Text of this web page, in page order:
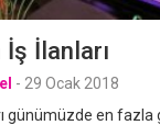
İlanları
- 29 Ocak 2018
günümüzde en fazla